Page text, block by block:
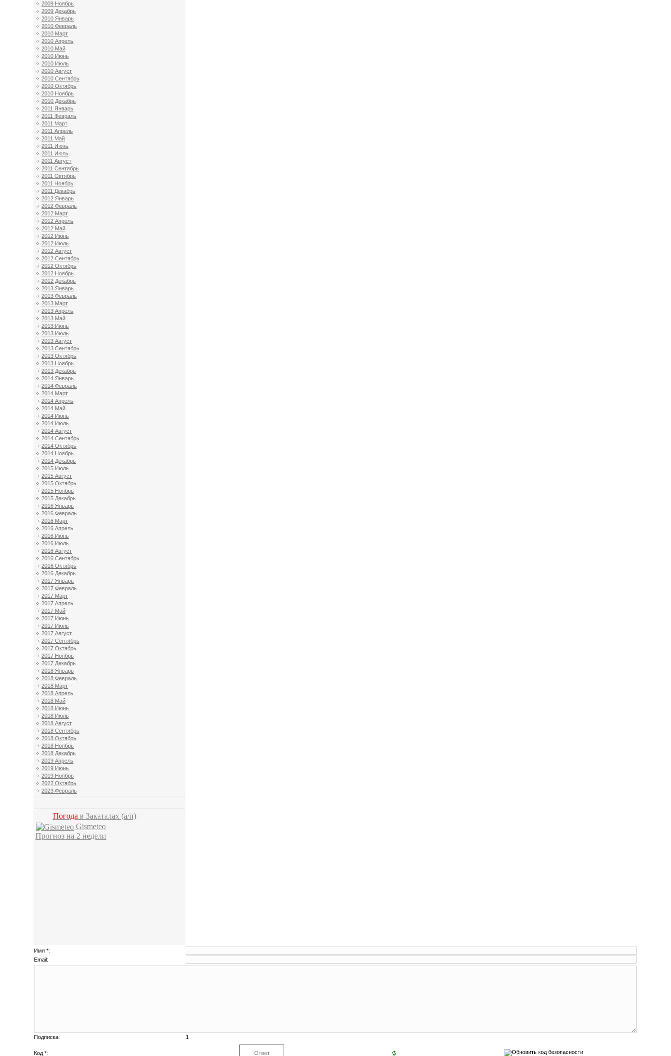
2009 Ноябрь
2009 Декабрь
2010 Январь
2010 Февраль
2010 Март
2010 Апрель
2010 Май
2010 Июнь
2010 Июль
2010 Август
2010 Сентябрь
2010 Октябрь
2010 Ноябрь
2010 Декабрь
2011 Январь
2011 Февраль
2011 Март
2011 Апрель
2011 Май
2011 Июнь
2011 Июль
2011 Август
2011 Сентябрь
2011 Октябрь
2011 Ноябрь
2011 Декабрь
2012 Январь
2012 Февраль
2012 Март
2012 Апрель
2012 Май
2012 Июнь
2012 Июль
2012 Август
2012 Сентябрь
2012 Октябрь
2012 Ноябрь
2012 Декабрь
2013 Январь
2013 Февраль
2013 Март
2013 Апрель
2013 Май
2013 Июнь
2013 Июль
2013 Август
2013 Сентябрь
2013 Октябрь
2013 Ноябрь
2013 Декабрь
2014 Январь
2014 Февраль
2014 Март
2014 Апрель
2014 Май
2014 Июнь
2014 Июль
2014 Август
2014 Сентябрь
2014 Октябрь
2014 Ноябрь
2014 Декабрь
2015 Июль
2015 Август
2015 Октябрь
2015 Ноябрь
2015 Декабрь
2016 Январь
2016 Февраль
2016 Март
2016 Апрель
2016 Июнь
2016 Июль
2016 Август
2016 Сентябрь
2016 Октябрь
2016 Декабрь
2017 Январь
2017 Февраль
2017 Март
2017 Апрель
2017 Май
2017 Июнь
2017 Июль
2017 Август
2017 Сентябрь
2017 Октябрь
2017 Ноябрь
2017 Декабрь
2018 Январь
2018 Февраль
2018 Март
2018 Апрель
2018 Май
2018 Июнь
2018 Июль
2018 Август
2018 Сентябрь
2018 Октябрь
2018 Ноябрь
2018 Декабрь
2019 Апрель
2019 Июнь
2019 Ноябрь
2022 Октябрь
2023 Февраль
Погода в Закаталах (а/п)
Gismeteo
Прогноз на 2 недели
Имя *:
Email:
Подписка: 1
Код *: